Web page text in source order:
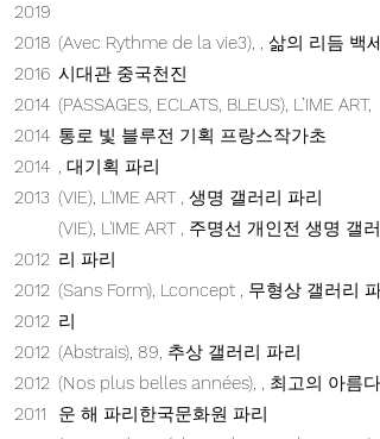
2019
2018
2016
2014
2014
2014
2013
2012
2012
2012
2012
2012
2011
(Avec Rythme de la vie3), , 삶의 리듬 백세
시대관 중국천진
(PASSAGES, ECLATS, BLEUS), L’IME ART,
통로 빛 블루전 기획 프랑스작가초
, 대기획 파리
(VIE), L'IME ART , 생명 갤러리 파리
(VIE), L'IME ART , 주명선 개인전 생명 갤러
리 파리
(Sans Form), Lconcept , 무형상 갤러리 파
리
(Abstrais), 89, 추상 갤러리 파리
(Nos plus belles années), , 최고의 아름다
운 해 파리한국문화원 파리